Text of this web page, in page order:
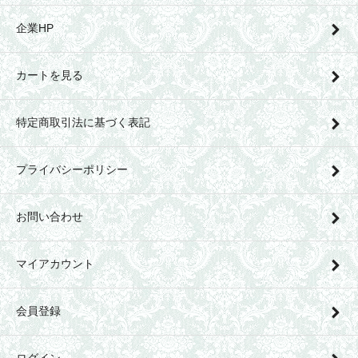
企業HP
カートを見る
特定商取引法に基づく表記
プライバシーポリシー
お問い合わせ
マイアカウント
会員登録